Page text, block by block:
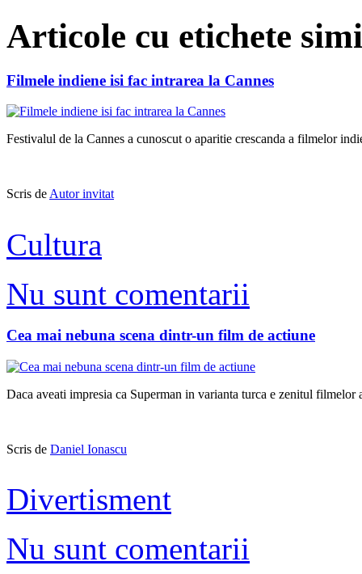
Articole cu etichete
Filmele indiene isi fac intrarea la Cannes
Festivalul de la Cannes a cunoscut o aparitie crescanda a filmelor
Scris deAutor invitat
Cultura
Nu sunt comentarii
Cea mai nebuna scena dintr-un film de actiune
Daca aveati impresia ca Superman in varianta turca e zenitul
Scris de Daniel Ionascu
Divertisment
Nu sunt comentarii